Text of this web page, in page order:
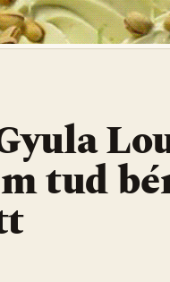
tud